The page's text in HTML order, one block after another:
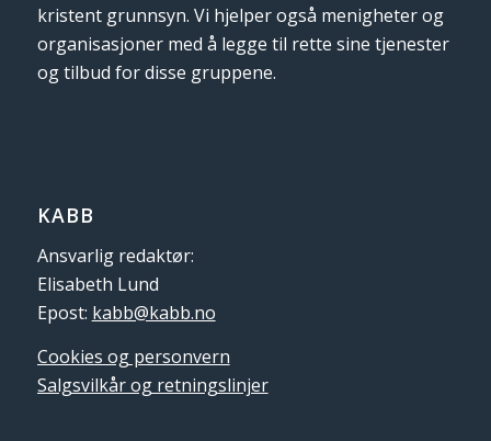
kristent grunnsyn. Vi hjelper også menigheter og
organisasjoner med å legge til rette sine tjenester
og tilbud for disse gruppene.
KABB
Ansvarlig redaktør:
Elisabeth Lund
Epost: kabb@kabb.no
Cookies og personvern
Salgsvilkår og retningslinjer